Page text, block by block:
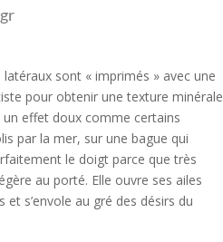
sont « imprimés » avec une
pour obtenir une texture minérale
un effet doux comme certains
par la mer, sur une bague qui
le doigt parce que très
au porté. Elle ouvre ses ailes
et s’envole au gré des désirs du